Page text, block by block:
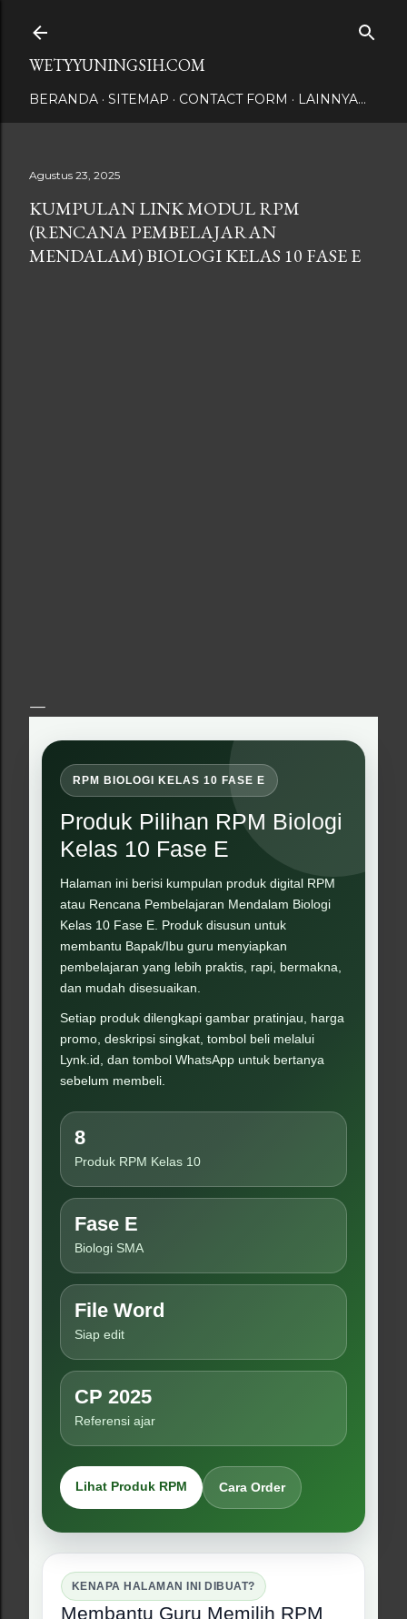
WETYYUNINGSIH.COM
BERANDA SITEMAP CONTACT FORM LAINNYA…
Agustus 23, 2025
KUMPULAN LINK MODUL RPM
(RENCANA PEMBELAJARAN
MENDALAM) BIOLOGI KELAS 10 FASE E
RPM BIOLOGI KELAS 10 FASE E
Produk Pilihan RPM Biologi
Kelas 10 Fase E
Halaman ini berisi kumpulan produk digital RPM
atau Rencana Pembelajaran Mendalam Biologi
Kelas 10 Fase E. Produk disusun untuk
membantu Bapak/Ibu guru menyiapkan
pembelajaran yang lebih praktis, rapi, bermakna,
dan mudah disesuaikan.
Setiap produk dilengkapi gambar pratinjau, harga
promo, deskripsi singkat, tombol beli melalui
Lynk.id, dan tombol WhatsApp untuk bertanya
sebelum membeli.
8
Produk RPM Kelas 10
Fase E
Biologi SMA
File Word
Siap edit
CP 2025
Referensi ajar
Lihat Produk RPM Cara Order
KENAPA HALAMAN INI DIBUAT?
Membantu Guru Memilih RPM